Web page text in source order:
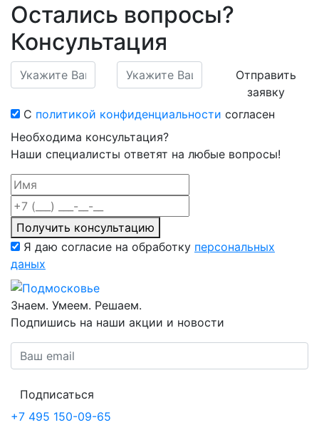
Остались вопросы?
Консультация
Отправить
заявку
С политикой конфиденциальности согласен
Необходима консультация?
Наши специалисты ответят на любые вопросы!
Получить консультацию
Я даю согласие на обработку персональных
даных
Знаем. Умеем. Решаем.
Подпишись на наши акции и новости
Подписаться
+7 495 150-09-65